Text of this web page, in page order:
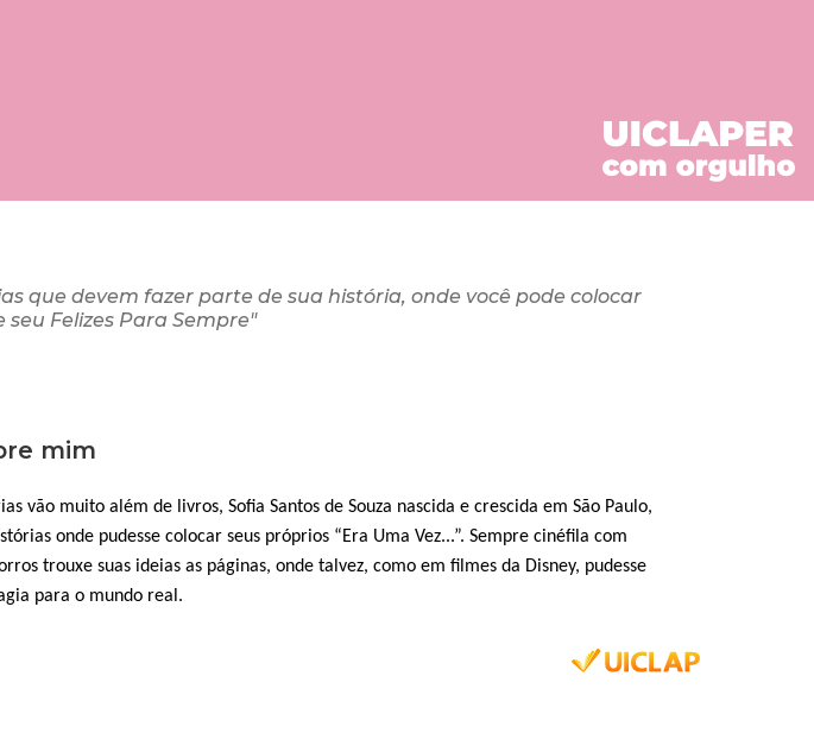
que devem fazer parte de sua história, onde você pode colocar
seu Felizes Para Sempre"
mim
vão muito além de livros, Sofia Santos de Souza nascida e crescida em São Paulo,
onde pudesse colocar seus próprios “Era Uma Vez...”. Sempre cinéfila com
trouxe suas ideias as páginas, onde talvez, como em filmes da Disney, pudesse
para o mundo real.